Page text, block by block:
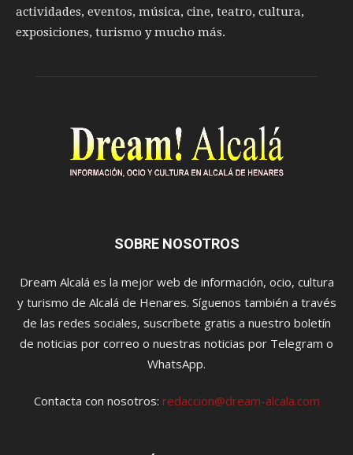
actividades, eventos, música, cine, teatro, cultura,
exposiciones, turismo y mucho más.
SOBRE NOSOTROS
Dream Alcalá es la mejor web de información, ocio, cultura
y turismo de Alcalá de Henares. Síguenos también a través
de las redes sociales, suscríbete gratis a nuestro boletín
de noticias por correo o nuestras noticias por Telegram o
WhatsApp.
Contacta con nosotros: redaccion@dream-alcala.com